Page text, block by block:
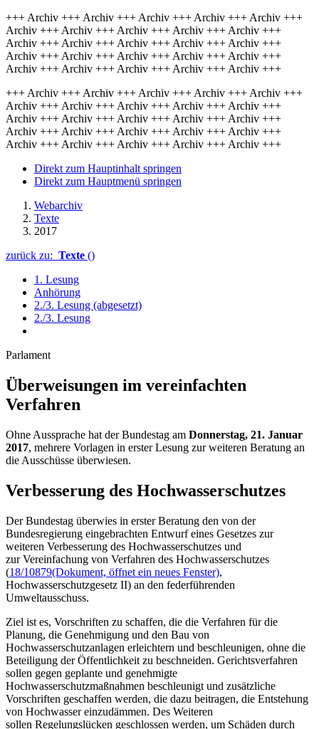
+++ Archiv +++ Archiv +++ Archiv +++ Archiv +++ Archiv +++
Archiv +++ Archiv +++ Archiv +++ Archiv +++ Archiv +++
Archiv +++ Archiv +++ Archiv +++ Archiv +++ Archiv +++
Archiv +++ Archiv +++ Archiv +++ Archiv +++ Archiv +++
Archiv +++ Archiv +++ Archiv +++ Archiv +++ Archiv +++
+++ Archiv +++ Archiv +++ Archiv +++ Archiv +++ Archiv +++
Archiv +++ Archiv +++ Archiv +++ Archiv +++ Archiv +++
Archiv +++ Archiv +++ Archiv +++ Archiv +++ Archiv +++
Archiv +++ Archiv +++ Archiv +++ Archiv +++ Archiv +++
Archiv +++ Archiv +++ Archiv +++ Archiv +++ Archiv +++
Direkt zum Hauptinhalt springen
Direkt zum Hauptmenü springen
Webarchiv
Texte
2017
zurück zu: Texte ()
1. Lesung
Anhörung
2./3. Lesung (abgesetzt)
2./3. Lesung
Parlament
Überweisungen im vereinfachten
Verfahren
Ohne Aussprache hat der Bundestag am Donnerstag, 21. Januar
2017, mehrere Vorlagen in erster Lesung zur weiteren Beratung an
die Ausschüsse überwiesen.
Verbesserung des Hochwasserschutzes
Der Bundestag überwies in erster Beratung den von der
Bundesregierung eingebrachten Entwurf eines Gesetzes zur
weiteren Verbesserung des Hochwasserschutzes und
zur Vereinfachung von Verfahren des Hochwasserschutzes
(18/10879(Dokument, öffnet ein neues Fenster),
Hochwasserschutzgesetz II) an den federführenden
Umweltausschuss.
Ziel ist es, Vorschriften zu schaffen, die die Verfahren für die
Planung, die Genehmigung und den Bau von
Hochwasserschutzanlagen erleichtern und beschleunigen, ohne die
Beteiligung der Öffentlichkeit zu beschneiden. Gerichtsverfahren
sollen gegen geplante und genehmigte
Hochwasserschutzmaßnahmen beschleunigt und zusätzliche
Vorschriften geschaffen werden, die dazu beitragen, die Entstehung
von Hochwasser einzudämmen. Des Weiteren
sollen Regelungslücken geschlossen werden, um Schäden durch